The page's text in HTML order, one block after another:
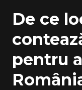
De ce
pentru